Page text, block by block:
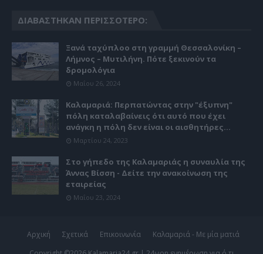
ΔΙΑΒΆΣΤΗΚΑΝ ΠΕΡΙΣΣΌΤΕΡΟ:
Ξανά ταχύπλοο στη γραμμή Θεσσαλονίκη –
Λήμνος – Μυτιλήνη. Πότε ξεκινούν τα
δρομολόγια
Μαΐου 26, 2024
Καλαμαριά: Περπατώντας στην "έξυπνη"
πόλη καταλαβαίνεις ότι αυτό που έχει
ανάγκη η πόλη δεν είναι οι αισθητήρες...
Μαρτίου 24, 2023
Στο γήπεδο της Καλαμαριάς η συναυλία της
Άννας Βίσση - Δείτε την ανακοίνωση της
εταιρείας
Μαΐου 23, 2024
Αρχική Σχετικά Επικοινωνία
Καλαμαριά - Με μία ματιά